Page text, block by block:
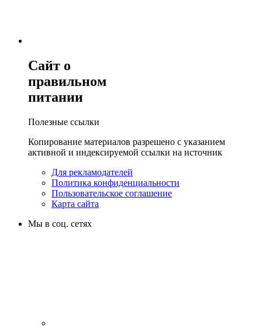
Сайт о
правильном
питании
Полезные ссылки
Копирование материалов разрешено с указанием
активной и индексируемой ссылки на источник
Для рекламодателей
Политика конфиденциальности
Пользовательское соглашение
Карта сайта
Мы в соц. сетях